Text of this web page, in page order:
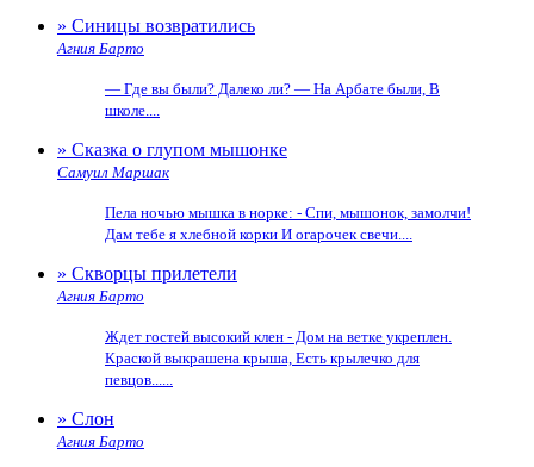
» Синицы возвратились
Агния Барто
— Где вы были? Далеко ли? — На Арбате были, В
школе....
» Сказка о глупом мышонке
Самуил Маршак
Пела ночью мышка в норке: - Спи, мышонок, замолчи!
Дам тебе я хлебной корки И огарочек свечи....
» Скворцы прилетели
Агния Барто
Ждет гостей высокий клен - Дом на ветке укреплен.
Краской выкрашена крыша, Есть крылечко для
певцов......
» Слон
Агния Барто